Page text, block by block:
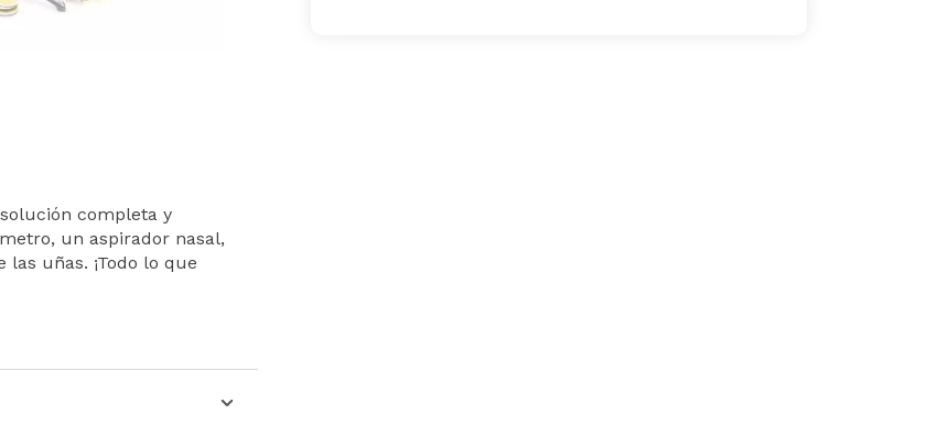
completa y
un aspirador nasal,
uñas. ¡Todo lo que